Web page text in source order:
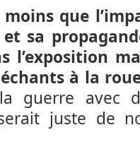
moins que
sa
l’exposition
à la
guerre avec
juste de